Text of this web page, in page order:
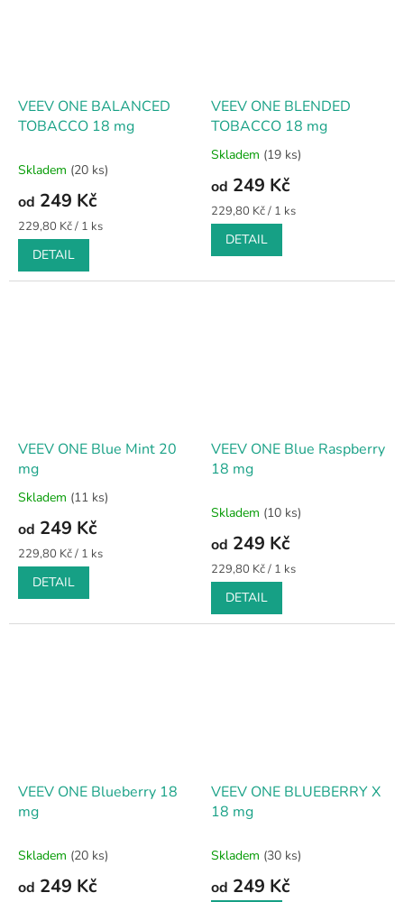
VEEV ONE BALANCED
TOBACCO 18 mg
Skladem (20 ks)
od 249 Kč
Měrná
cena:
229,80 Kč / 1 ks
DETAIL
VEEV ONE BLENDED
TOBACCO 18 mg
Průměrné
hodnocení
produktu
je
2,0
5
hvězdiček.
Skladem (19 ks)
od 249 Kč
Měrná
cena:
229,80 Kč / 1 ks
DETAIL
VEEV ONE Blue Mint 20
mg
Průměrné
hodnocení
produktu
je
5,0
5
hvězdiček.
Skladem (11 ks)
od 249 Kč
Měrná
cena:
229,80 Kč / 1 ks
DETAIL
VEEV ONE Blue Raspberry
18 mg
Skladem (10 ks)
od 249 Kč
Měrná
cena:
229,80 Kč / 1 ks
DETAIL
VEEV ONE Blueberry 18
mg
Skladem (20 ks)
od 249 Kč
VEEV ONE BLUEBERRY X
18 mg
Skladem (30 ks)
od 249 Kč